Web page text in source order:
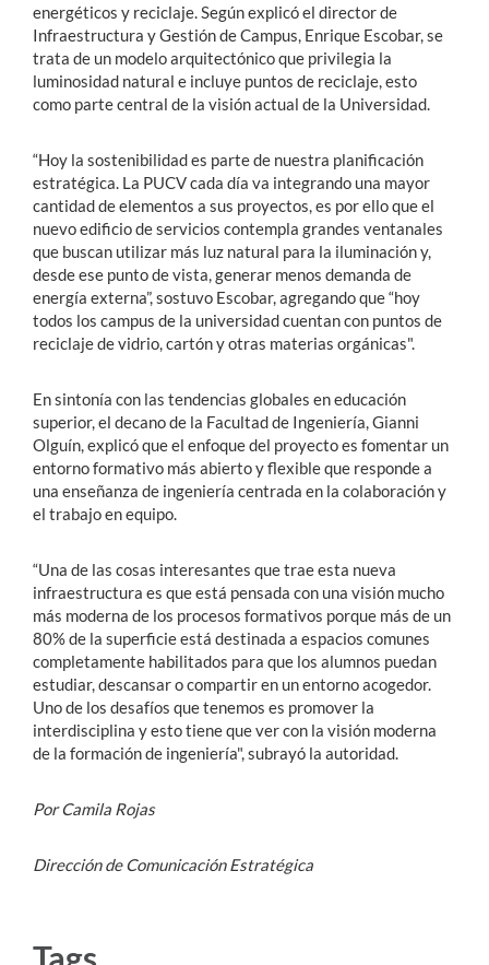
energéticos y reciclaje. Según explicó el director de
Infraestructura y Gestión de Campus, Enrique Escobar, se
trata de un modelo arquitectónico que privilegia la
luminosidad natural e incluye puntos de reciclaje, esto
como parte central de la visión actual de la Universidad.
“Hoy la sostenibilidad es parte de nuestra planificación
estratégica. La PUCV cada día va integrando una mayor
cantidad de elementos a sus proyectos, es por ello que el
nuevo edificio de servicios contempla grandes ventanales
que buscan utilizar más luz natural para la iluminación y,
desde ese punto de vista, generar menos demanda de
energía externa”, sostuvo Escobar, agregando que “hoy
todos los campus de la universidad cuentan con puntos de
reciclaje de vidrio, cartón y otras materias orgánicas".
En sintonía con las tendencias globales en educación
superior, el decano de la Facultad de Ingeniería, Gianni
Olguín, explicó que el enfoque del proyecto es fomentar un
entorno formativo más abierto y flexible que responde a
una enseñanza de ingeniería centrada en la colaboración y
el trabajo en equipo.
“Una de las cosas interesantes que trae esta nueva
infraestructura es que está pensada con una visión mucho
más moderna de los procesos formativos porque más de un
80% de la superficie está destinada a espacios comunes
completamente habilitados para que los alumnos puedan
estudiar, descansar o compartir en un entorno acogedor.
Uno de los desafíos que tenemos es promover la
interdisciplina y esto tiene que ver con la visión moderna
de la formación de ingeniería", subrayó la autoridad.
Por Camila Rojas
Dirección de Comunicación Estratégica
Tags